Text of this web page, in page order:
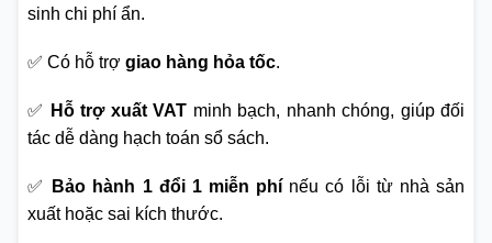
sinh chi phí ẩn.
✅ Có hỗ trợ giao hàng hỏa tốc.
✅ Hỗ trợ xuất VAT minh bạch, nhanh chóng, giúp đối
tác dễ dàng hạch toán sổ sách.
✅ Bảo hành 1 đổi 1 miễn phí nếu có lỗi từ nhà sản
xuất hoặc sai kích thước.